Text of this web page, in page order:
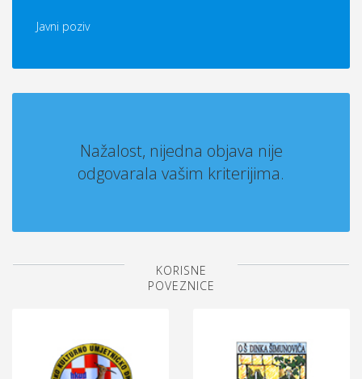
Javni poziv
Nažalost, nijedna objava nije
odgovarala vašim kriterijima.
KORISNE
POVEZNICE